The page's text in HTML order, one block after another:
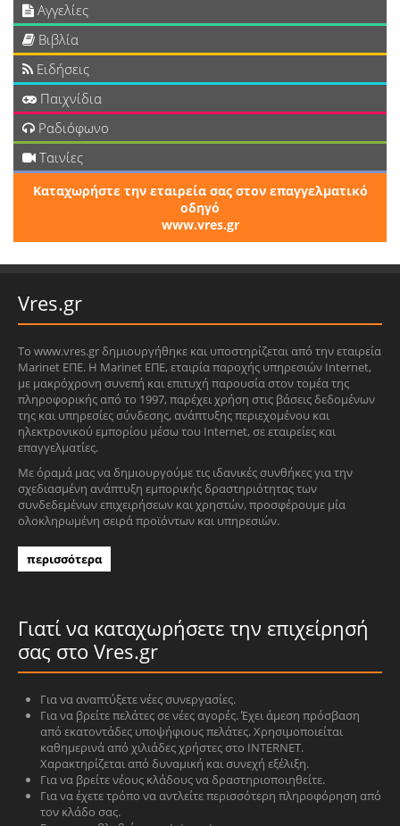
Αγγελίες
Βιβλία
Ειδήσεις
Παιχνίδια
Ραδιόφωνο
Ταινίες
Καταχωρήστε την εταιρεία σας στον επαγγελματικό
οδηγό
www.vres.gr
Vres.gr
Το www.vres.gr δημιουργήθηκε και υποστηρίζεται από την εταιρεία
Marinet ΕΠΕ. Η Marinet ΕΠΕ, εταιρία παροχής υπηρεσιών Internet,
με μακρόχρονη συνεπή και επιτυχή παρουσία στον τομέα της
πληροφορικής από το 1997, παρέχει χρήση στις βάσεις δεδομένων
της και υπηρεσίες σύνδεσης, ανάπτυξης περιεχομένου και
ηλεκτρονικού εμπορίου μέσω του Internet, σε εταιρείες και
επαγγελματίες.
Με όραμά μας να δημιουργούμε τις ιδανικές συνθήκες για την
σχεδιασμένη ανάπτυξη εμπορικής δραστηριότητας των
συνδεδεμένων επιχειρήσεων και χρηστών, προσφέρουμε μία
ολοκληρωμένη σειρά προϊόντων και υπηρεσιών.
περισσότερα
Γιατί να καταχωρήσετε την επιχείρησή
σας στο Vres.gr
Για να αναπτύξετε νέες συνεργασίες.
Για να βρείτε πελάτες σε νέες αγορές. Έχει άμεση πρόσβαση
από εκατοντάδες υποψήφιους πελάτες. Χρησιμοποιείται
καθημερινά από χιλιάδες χρήστες στο INTERNET.
Χαρακτηρίζεται από δυναμική και συνεχή εξέλιξη.
Για να βρείτε νέους κλάδους να δραστηριοποιηθείτε.
Για να έχετε τρόπο να αντλείτε περισσότερη πληροφόρηση από
τον κλάδο σας.